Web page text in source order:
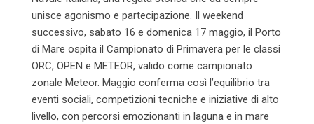
unisce agonismo e partecipazione. Il weekend
successivo, sabato 16 e domenica 17 maggio, il Porto
di Mare ospita il Campionato di Primavera per le classi
ORC, OPEN e METEOR, valido come campionato
zonale Meteor. Maggio conferma così l’equilibrio tra
eventi sociali, competizioni tecniche e iniziative di alto
livello, con percorsi emozionanti in laguna e in mare